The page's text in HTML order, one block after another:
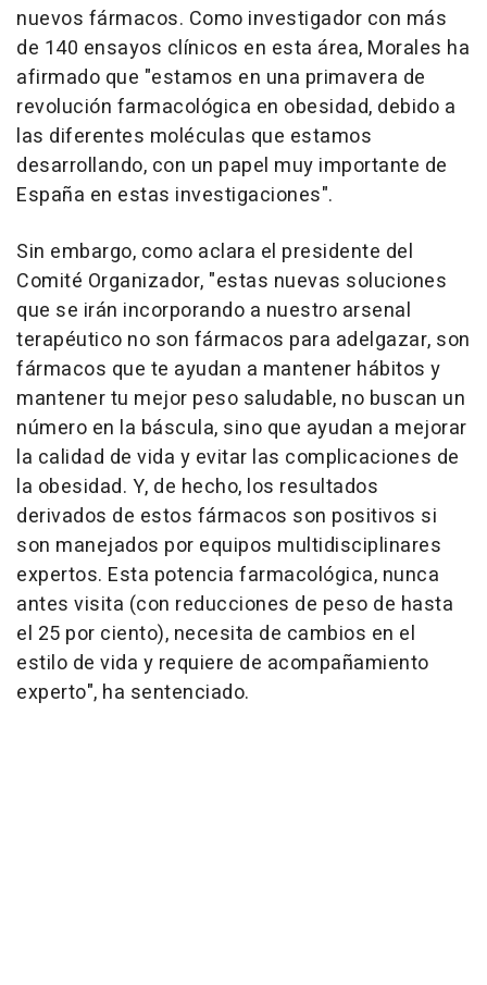
nuevos fármacos. Como investigador con más
de 140 ensayos clínicos en esta área, Morales ha
afirmado que "estamos en una primavera de
revolución farmacológica en obesidad, debido a
las diferentes moléculas que estamos
desarrollando, con un papel muy importante de
España en estas investigaciones".
Sin embargo, como aclara el presidente del
Comité Organizador, "estas nuevas soluciones
que se irán incorporando a nuestro arsenal
terapéutico no son fármacos para adelgazar, son
fármacos que te ayudan a mantener hábitos y
mantener tu mejor peso saludable, no buscan un
número en la báscula, sino que ayudan a mejorar
la calidad de vida y evitar las complicaciones de
la obesidad. Y, de hecho, los resultados
derivados de estos fármacos son positivos si
son manejados por equipos multidisciplinares
expertos. Esta potencia farmacológica, nunca
antes visita (con reducciones de peso de hasta
el 25 por ciento), necesita de cambios en el
estilo de vida y requiere de acompañamiento
experto", ha sentenciado.